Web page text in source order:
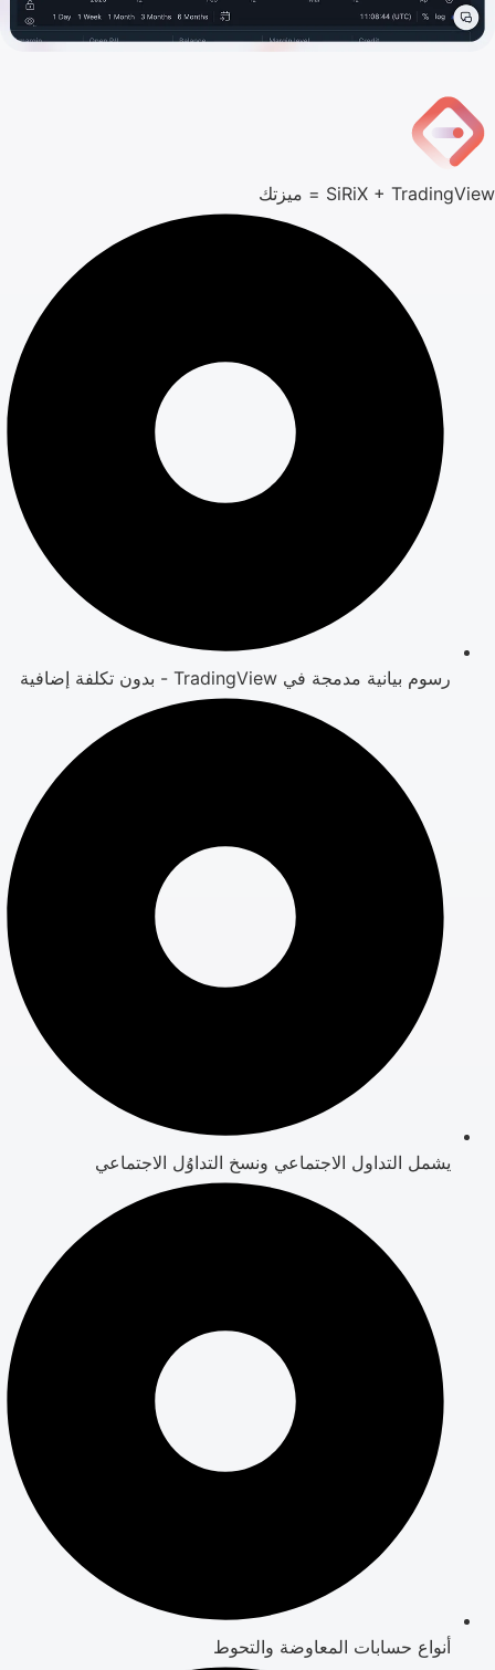
SiRiX + TradingView = ميزتك
رسوم بيانية مدمجة في TradingView - بدون تكلفة إضافية
يشمل التداول الاجتماعي ونسخ التداوُل الاجتماعي
أنواع حسابات المعاوضة والتحوط